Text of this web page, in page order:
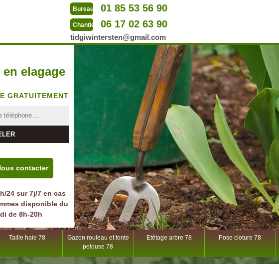
Bureau 01 85 53 56 90
Chantier 06 17 02 63 90
tidgiwintersten@gmail.com
elagage
GRATUITEMENT
contacter
24 sur 7j/7 en cas
disponible du
de 8h-20h
Taille haie 78
Gazon rouleau et tonte
pelouse 78
Etêtage arbre 78 Pose cloture 78